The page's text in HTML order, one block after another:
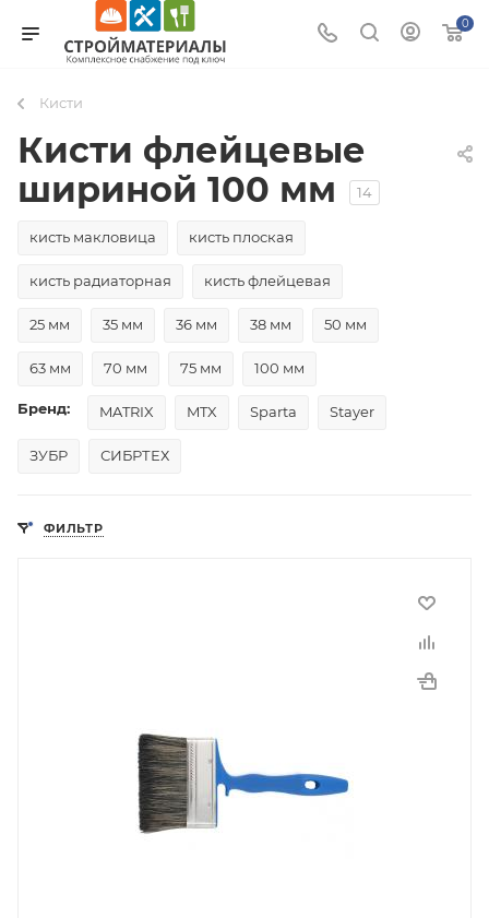
0
Кисти
Кисти флейцевые
шириной 100 мм
14
кисть макловица кисть плоская
кисть радиаторная кисть флейцевая
25 мм 35 мм 36 мм 38 мм 50 мм
63 мм 70 мм 75 мм 100 мм
Бренд: MATRIX MTX Sparta Stayer
ЗУБР СИБРТЕХ
ФИЛЬТР